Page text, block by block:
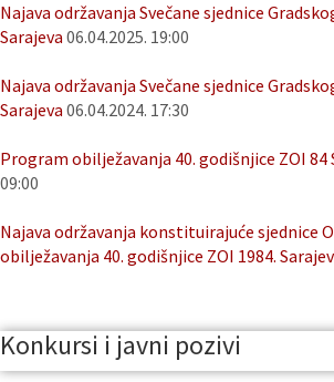
Najava održavanja Svečane sjednice
Sarajeva 06.04.2025. 19:00
Najava održavanja Svečane sjednice
Sarajeva 06.04.2024. 17:30
Program obilježavanja 40. godišnjice ZOI 84
09:00
Najava održavanja konstituirajuće sjednice
obilježavanja 40. godišnjice ZOI 1984.
Konkursi i javni pozivi